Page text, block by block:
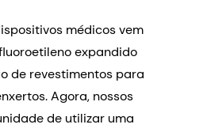
médicos vem
expandido
de revestimentos para
Agora, nossos
de utilizar uma